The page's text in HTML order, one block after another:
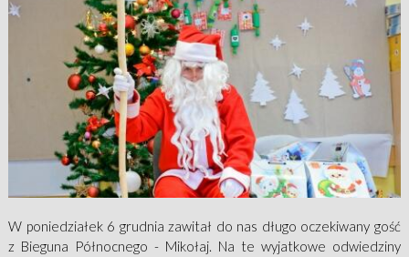
W poniedziałek 6 grudnia zawitał do nas długo oczekiwany gość
z Bieguna Północnego - Mikołaj. Na te wyjatkowe odwiedziny